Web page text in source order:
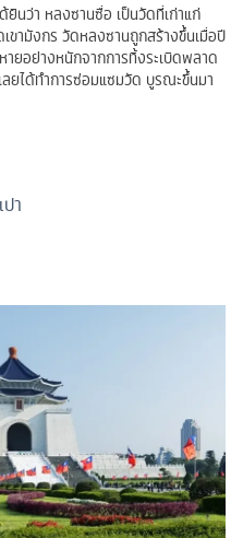
ยินว่า หลงซานซื่อ เป็นวัดที่เก่าแก่
เขามังกร วัดหลงซานถูกสร้างขึ้นเมื่อปี
ายอย่างหนักจากการทิ้งระเบิดพลาด
ยได้ทำการซ่อมแซมวัด บูรณะขึ้นมา
า